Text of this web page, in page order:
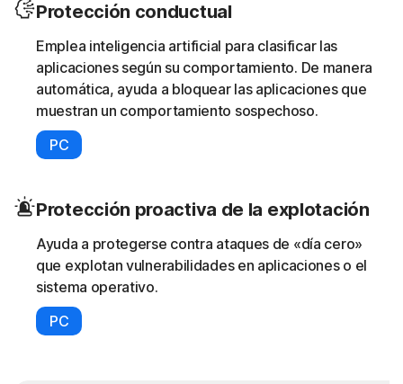
Protección conductual
Emplea inteligencia artificial para clasificar las
aplicaciones según su comportamiento. De manera
automática, ayuda a bloquear las aplicaciones que
muestran un comportamiento sospechoso.
PC
Protección proactiva de la explotación
Ayuda a protegerse contra ataques de «día cero»
que explotan vulnerabilidades en aplicaciones o el
sistema operativo.
PC